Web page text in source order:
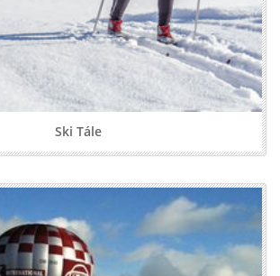
Ski Tále